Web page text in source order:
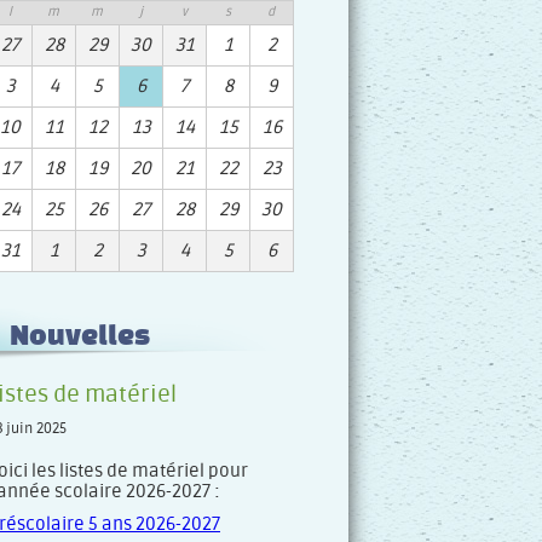
l m m j v s d
27 28 29 30 31 1
2
3
4 5 6 7 8
9
10
11 12 13 14 15
16
17
18 19 20 21 22
23
24
25 26 27 28 29
30
31
1 2 3 4 5 6
Nouvelles
de matériel
juin 2025
les listes de matériel pour
scolaire 2026-2027 :
5 ans 2026-2027